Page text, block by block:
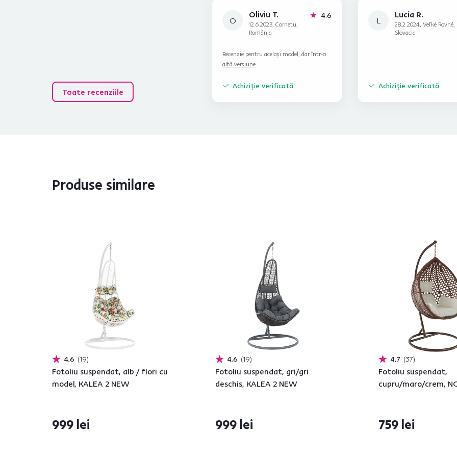
Toate recenziile
O
Oliviu T.
12.6.2023, Cornetu,
România
4.6
Recenzie pentru același model, dar într-o
altă versiune.
Achiziție verificată
L
Lucia R.
28.2.2024, Veľké Rovné,
Slovacia
Achiziție verificată
Produse similare
4,6 19
Fotoliu suspendat, alb / flori cu
model, KALEA 2 NEW
999 lei
4,6 19
Fotoliu suspendat, gri/gri
deschis, KALEA 2 NEW
999 lei
4,7 37
Fotoliu suspendat,
cupru/maro/crem,
759 lei